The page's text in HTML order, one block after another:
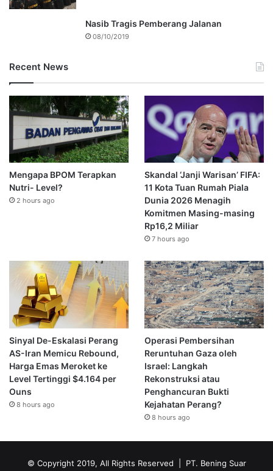
Nasib Tragis Pemberang Jalanan
08/10/2019
Recent News
Mengapa BPOM Terapkan
Nutri- Level?
2 hours ago
Skandal ‘Janji Warisan’ FIFA:
11 Kota Tuan Rumah Piala
Dunia 2026 Menagih
Komitmen Masing-masing
Rp16,2 Miliar
7 hours ago
Sinyal De-Eskalasi Perang
AS-Iran Memicu Rebound,
Harga Emas Meroket ke
Level Tertinggi $4.164 per
Ouns
8 hours ago
Operasi Pembersihan
Reruntuhan Gaza oleh
Israel: Langkah
Rekonstruksi atau
Penghancuran Bukti
Kejahatan Perang?
8 hours ago
© Copyright 2019, All Rights Reserved | PT. Bening Suar